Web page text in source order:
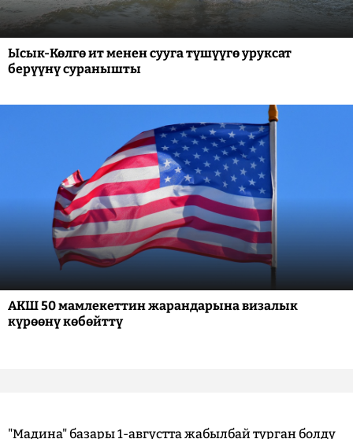
Ысык-Көлгө ит менен сууга түшүүгө уруксат
берүүнү суранышты
АКШ 50 мамлекеттин жарандарына визалык
күрөөнү көбөйттү
"Мадина" базары 1-августта жабылбай турган болду